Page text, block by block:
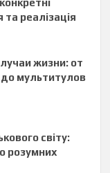
реалізація
жизни: от
мультитулов
світу:
розумних